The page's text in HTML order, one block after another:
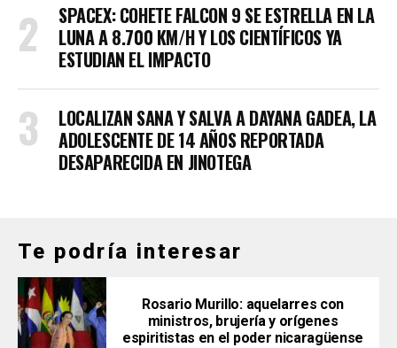
SPACEX: COHETE FALCON 9 SE ESTRELLA EN LA
LUNA A 8.700 KM/H Y LOS CIENTÍFICOS YA
ESTUDIAN EL IMPACTO
LOCALIZAN SANA Y SALVA A DAYANA GADEA, LA
ADOLESCENTE DE 14 AÑOS REPORTADA
DESAPARECIDA EN JINOTEGA
Te podría interesar
Rosario Murillo: aquelarres con
ministros, brujería y orígenes
espiritistas en el poder nicaragüense